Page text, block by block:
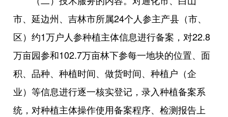
市、延边州、吉林市所属24个人参主产县（市、
区）约1万户人参种植主体信息进行备案，对22.8
万亩园参和102.7万亩林下参每一地块的位置、面
积、品种、种植时间、做货时间、种植户（企
业）等信息进行逐一核实登记，录入种植备案系
统，对种植主体操作使用备案程序、检测报告上